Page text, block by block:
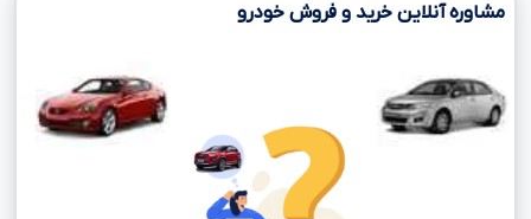
مشاوره آنلاین خرید و فروش خودرو